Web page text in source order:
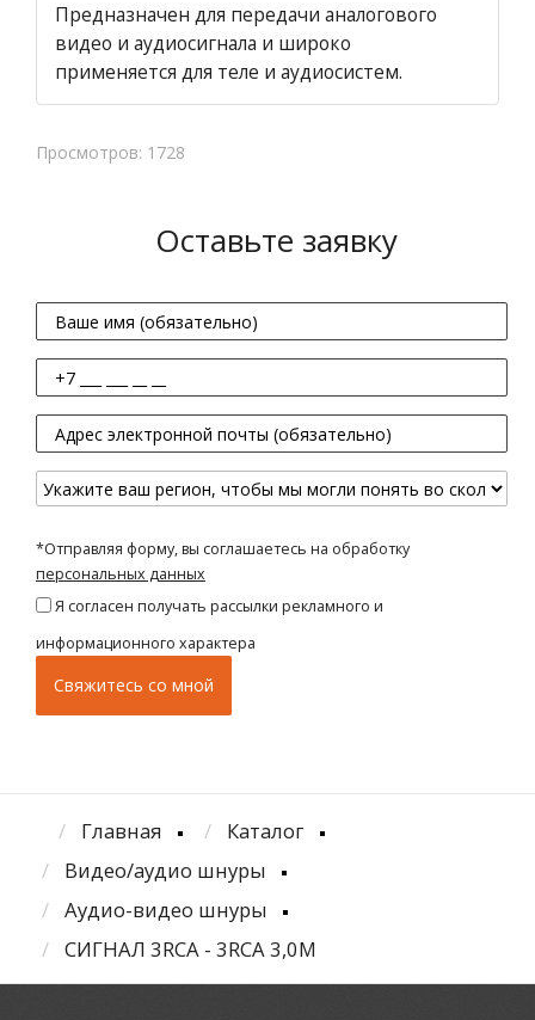
Предназначен для передачи аналогового
видео и аудиосигнала и широко
применяется для теле и аудиосистем.
Просмотров: 1728
Оставьте заявку
*Отправляя форму, вы соглашаетесь на обработку
персональных данных
Я согласен получать рассылки рекламного и
информационного характера
Главная
Каталог
Видео/аудио шнуры
Аудио-видео шнуры
СИГНАЛ 3RCA - 3RCA 3,0М